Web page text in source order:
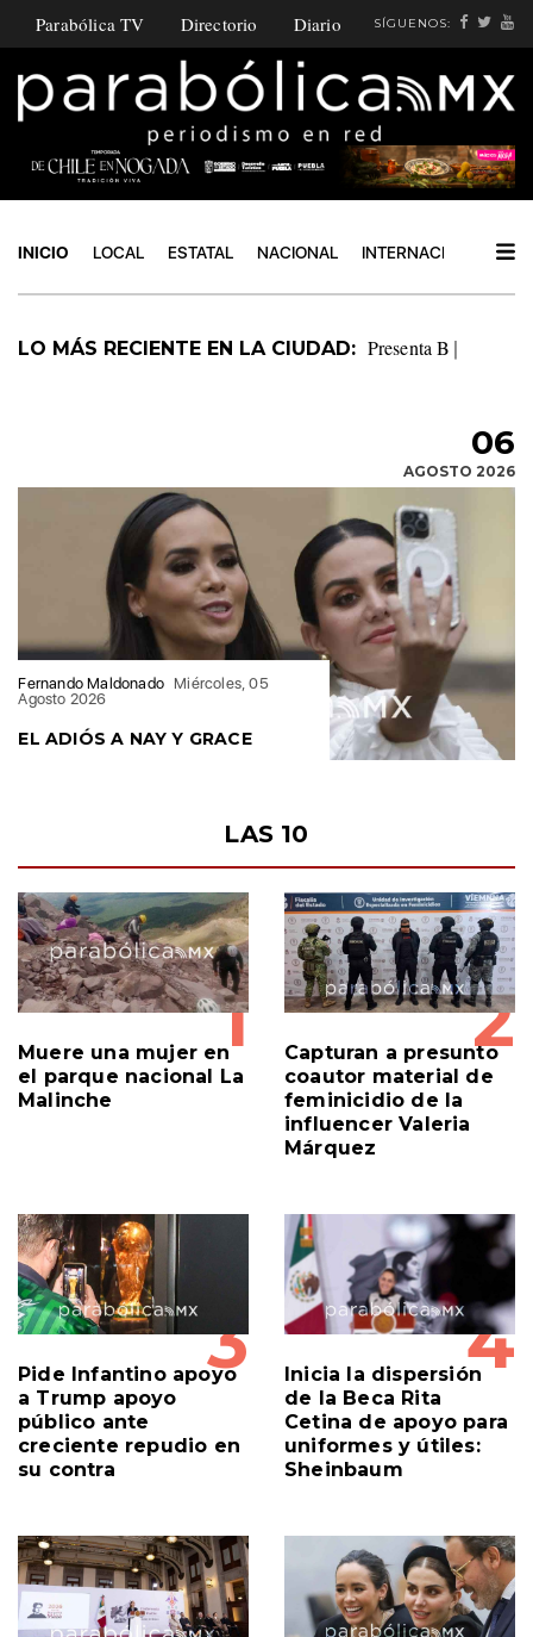
Parabólica TV Directorio Diario SÍGUENOS:
INICIO LOCAL ESTATAL NACIONAL INTERNACIONAL
LO MÁS RECIENTE EN LA CIUDAD: Indispensable
06
AGOSTO 2026
Agosto 2026
LAS 10
1
Muere una mujer en
el parque nacional La
2
Capturan a presunto
coautor material de
feminicidio de la
influencer Valeria
3
Pide Infantino apoyo
a Trump apoyo
público ante
creciente repudio en
4
Inicia la dispersión
de la Beca Rita
Cetina de apoyo para
uniformes y útiles: